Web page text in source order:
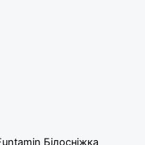
Білосніжка